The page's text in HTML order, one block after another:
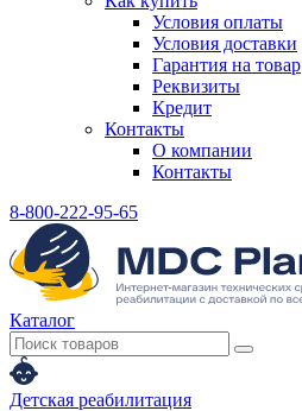
Условия оплаты
Условия доставки
Гарантия на товар
Реквизиты
Кредит
Контакты
О компании
Контакты
8-800-222-95-65
Каталог
Детская реабилитация